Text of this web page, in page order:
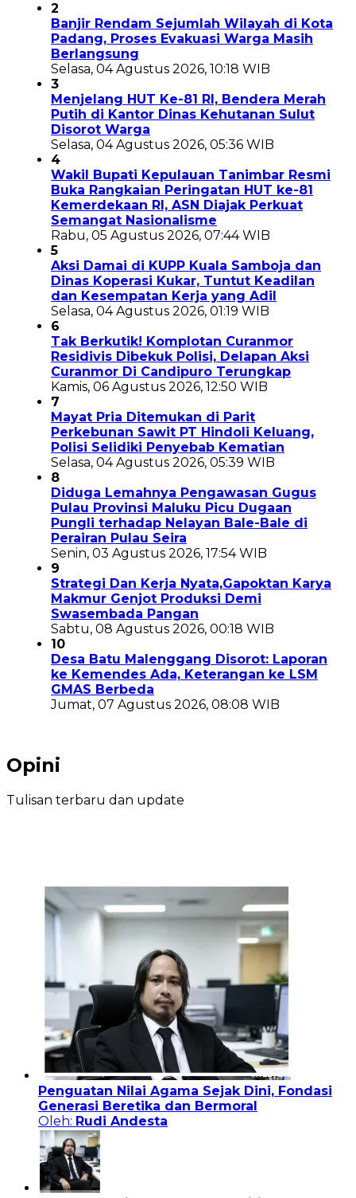
2
Banjir Rendam Sejumlah Wilayah di Kota
Padang, Proses Evakuasi Warga Masih
Berlangsung
Selasa, 04 Agustus 2026, 10:18 WIB
3
Menjelang HUT Ke-81 RI, Bendera Merah
Putih di Kantor Dinas Kehutanan Sulut
Disorot Warga
Selasa, 04 Agustus 2026, 05:36 WIB
4
Wakil Bupati Kepulauan Tanimbar Resmi
Buka Rangkaian Peringatan HUT ke-81
Kemerdekaan RI, ASN Diajak Perkuat
Semangat Nasionalisme
Rabu, 05 Agustus 2026, 07:44 WIB
5
Aksi Damai di KUPP Kuala Samboja dan
Dinas Koperasi Kukar, Tuntut Keadilan
dan Kesempatan Kerja yang Adil
Selasa, 04 Agustus 2026, 01:19 WIB
6
Tak Berkutik! Komplotan Curanmor
Residivis Dibekuk Polisi, Delapan Aksi
Curanmor Di Candipuro Terungkap
Kamis, 06 Agustus 2026, 12:50 WIB
7
Mayat Pria Ditemukan di Parit
Perkebunan Sawit PT Hindoli Keluang,
Polisi Selidiki Penyebab Kematian
Selasa, 04 Agustus 2026, 05:39 WIB
8
Diduga Lemahnya Pengawasan Gugus
Pulau Provinsi Maluku Picu Dugaan
Pungli terhadap Nelayan Bale-Bale di
Perairan Pulau Seira
Senin, 03 Agustus 2026, 17:54 WIB
9
Strategi Dan Kerja Nyata,Gapoktan Karya
Makmur Genjot Produksi Demi
Swasembada Pangan
Sabtu, 08 Agustus 2026, 00:18 WIB
10
Desa Batu Malenggang Disorot: Laporan
ke Kemendes Ada, Keterangan ke LSM
GMAS Berbeda
Jumat, 07 Agustus 2026, 08:08 WIB
Opini
Tulisan terbaru dan update
Penguatan Nilai Agama Sejak Dini, Fondasi
Generasi Beretika dan Bermoral
Oleh: Rudi Andesta